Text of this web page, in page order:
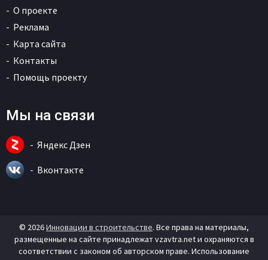
О проекте
Реклама
Карта сайта
Контакты
Помощь проекту
Мы на связи
Яндекс Дзен
Вконтакте
© 2026Инновации в строительстве. Все права на материалы,
размещенные на сайте принадлежат vzavtra.net и охраняются в
соответствии с законом об авторском праве. Использование